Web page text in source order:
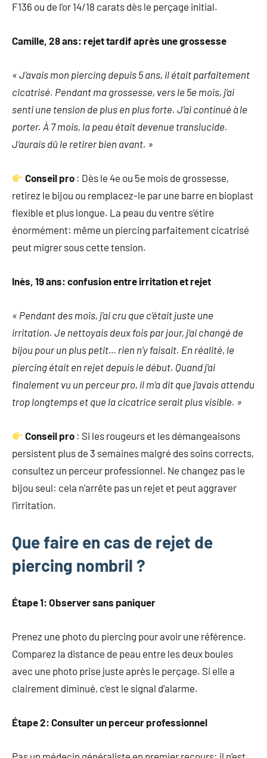
F136 ou de l’or 14/18 carats dès le perçage initial.
Camille, 28 ans: rejet tardif après une grossesse
« J’avais mon piercing depuis 5 ans, il était parfaitement
cicatrisé. Pendant ma grossesse, vers le 5e mois, j’ai
senti une tension de plus en plus forte. J’ai continué à le
porter. À 7 mois, la peau était devenue translucide.
J’aurais dû le retirer bien avant. »
Conseil pro : Dès le 4e ou 5e mois de grossesse,
retirez le bijou ou remplacez-le par une barre en bioplast
flexible et plus longue. La peau du ventre s’étire
énormément: même un piercing parfaitement cicatrisé
peut migrer sous cette tension.
Inès, 19 ans: confusion entre irritation et rejet
« Pendant des mois, j’ai cru que c’était juste une
irritation. Je nettoyais deux fois par jour, j’ai changé de
bijou pour un plus petit… rien n’y faisait. En réalité, le
piercing était en rejet depuis le début. Quand j’ai
finalement vu un perceur pro, il m’a dit que j’avais attendu
trop longtemps et que la cicatrice serait plus visible. »
Conseil pro : Si les rougeurs et les démangeaisons
persistent plus de 3 semaines malgré des soins corrects,
consultez un perceur professionnel. Ne changez pas le
bijou seul: cela n’arrête pas un rejet et peut aggraver
l’irritation.
Que faire en cas de rejet de
piercing nombril ?
Étape 1: Observer sans paniquer
Prenez une photo du piercing pour avoir une référence.
Comparez la distance de peau entre les deux boules
avec une photo prise juste après le perçage. Si elle a
clairement diminué, c’est le signal d’alarme.
Étape 2: Consulter un perceur professionnel